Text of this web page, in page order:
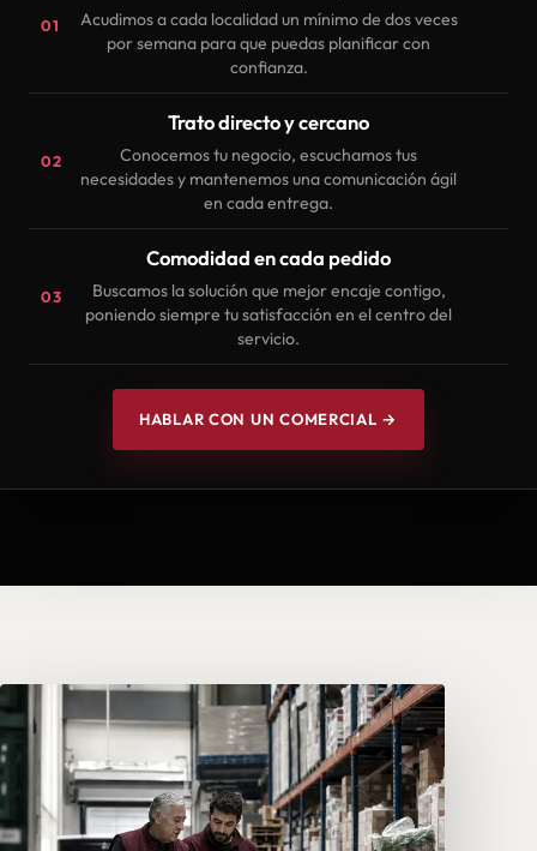
01
Acudimos a cada localidad un mínimo de dos veces
por semana para que puedas planificar con
confianza.
02
Trato directo y cercano
Conocemos tu negocio, escuchamos tus
necesidades y mantenemos una comunicación ágil
en cada entrega.
03
Comodidad en cada pedido
Buscamos la solución que mejor encaje contigo,
poniendo siempre tu satisfacción en el centro del
servicio.
HABLAR CON UN COMERCIAL →